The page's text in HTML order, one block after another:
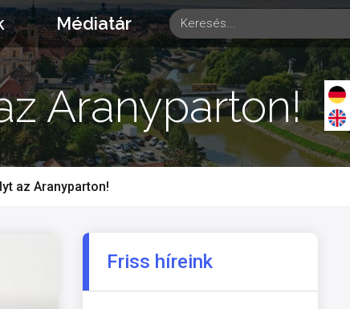
Médiatár
Aranyparton!
az Aranyparton!
Friss híreink